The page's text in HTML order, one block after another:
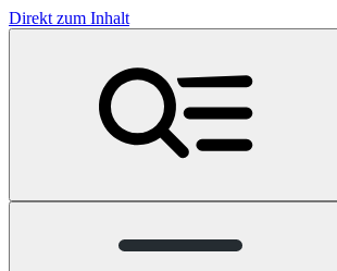
Direkt zum Inhalt